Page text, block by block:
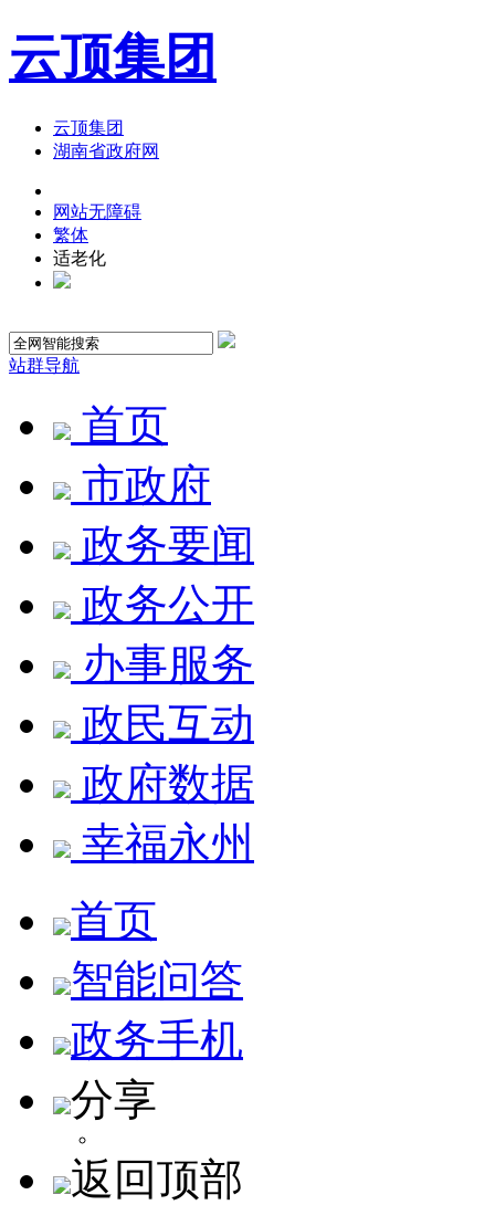
云顶集团
云顶集团
湖南省政府网
网站无障碍
繁体
适老化
站群导航
首页
市政府
政务要闻
政务公开
办事服务
政民互动
政府数据
幸福永州
首页
智能问答
政务手机
分享
返回顶部